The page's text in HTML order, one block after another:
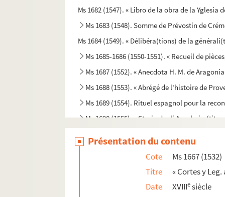
Ms 1682 (1547). « Libro de la obra de la
Ms 1683 (1548). Somme de Prévostin de
Ms 1684 (1549). « Délibéra(tions) de la
Ms 1685-1686 (1550-1551). « Recueil de
Ms 1687 (1552). « Anecdota H. M. de
Ms 1688 (1553). « Abrégé de l'histoire de
Ms 1689 (1554). Rituel espagnol pour la
Ms 1690 (1555). « Storia degli Anselmi » (titre
Présentation du contenu
Cote
Ms 1667 (1532)
Titre
« Cortes y
Date
XVIIIesiècle